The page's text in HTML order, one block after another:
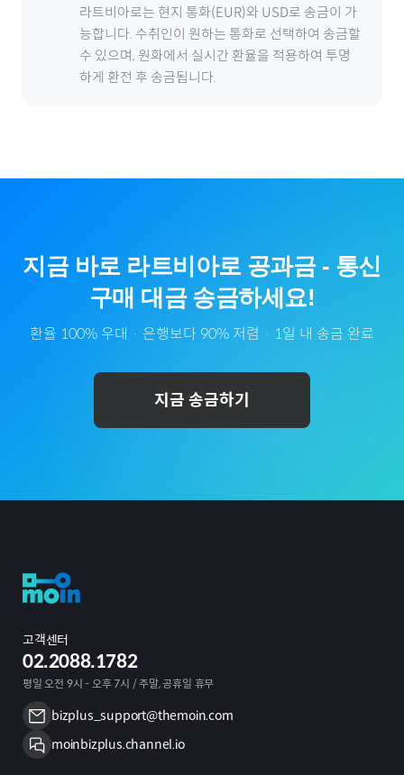
라트비아로는 현지 통화(EUR)와 USD로 송금이 가
능합니다. 수취인이 원하는 통화로 선택하여 송금할
수 있으며, 원화에서 실시간 환율을 적용하여 투명
하게 환전 후 송금됩니다.
지금 바로 라트비아로 공과금- 통신
구매 대금 송금하세요!
환율 100% 우대 · 은행보다 90% 저렴 · 1일 내 송금 완료
지금 송금하기
고객센터
02.2088.1782
평일 오전 9시 - 오후 7시 / 주말, 공휴일 휴무
bizplus_support@themoin.com
moinbizplus.channel.io